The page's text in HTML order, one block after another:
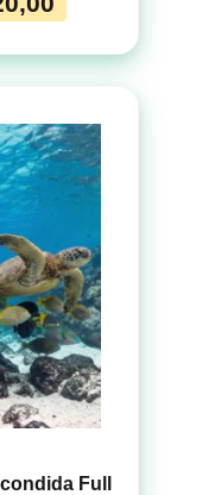
Full